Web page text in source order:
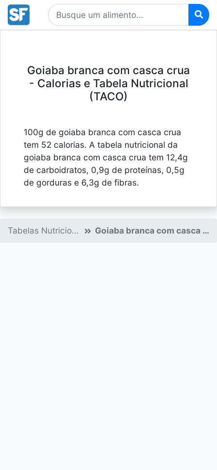
Goiaba branca com casca crua
- Calorias e Tabela Nutricional
(TACO)
100g de goiaba branca com casca crua
tem 52 calorias. A tabela nutricional da
goiaba branca com casca crua tem 12,4g
de carboidratos, 0,9g de proteínas, 0,5g
de gorduras e 6,3g de fibras.
Tabelas Nutricionais Goiaba branca com casca crua